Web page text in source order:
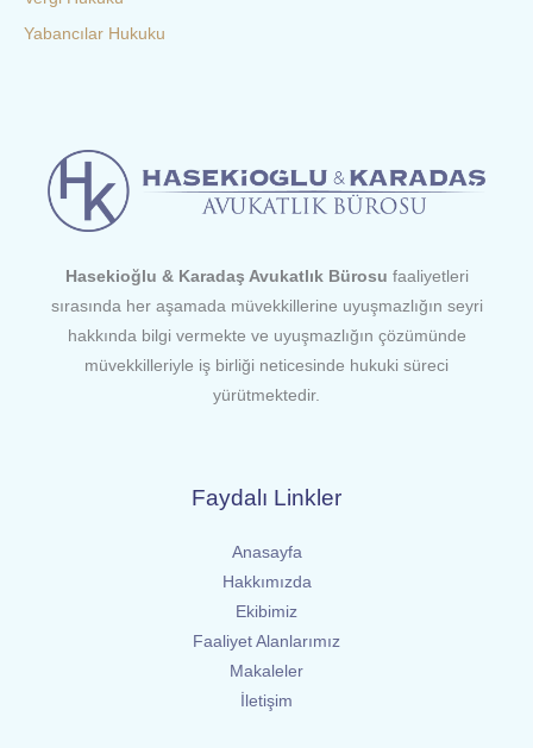
Yabancılar Hukuku
Hasekioğlu & Karadaş Avukatlık Bürosu faaliyetleri
sırasında her aşamada müvekkillerine uyuşmazlığın seyri
hakkında bilgi vermekte ve uyuşmazlığın çözümünde
müvekkilleriyle iş birliği neticesinde hukuki süreci
yürütmektedir.
Faydalı Linkler
Anasayfa
Hakkımızda
Ekibimiz
Faaliyet Alanlarımız
Makaleler
İletişim